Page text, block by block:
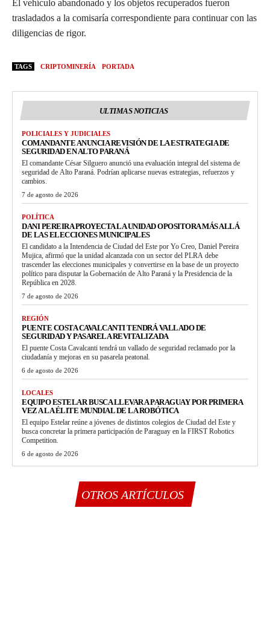
El vehículo abandonado y los objetos recuperados fueron
trasladados a la comisaría correspondiente para continuar con las
diligencias de rigor.
TAGS CRIPTOMINERÍA PORTADA
ULTIMAS NOTICIAS
POLICIALES Y JUDICIALES
COMANDANTE ANUNCIA REVISIÓN DE LA ESTRATEGIA DE
SEGURIDAD EN ALTO PARANÁ
El comandante César Silguero anunció una evaluación integral del sistema de
seguridad de Alto Paraná. Podrían aplicarse nuevas estrategias, refuerzos y
cambios.
7 de agosto de 2026
POLÍTICA
DANI PEREIRA PROYECTA LA UNIDAD OPOSITORA MÁS ALLÁ
DE LAS ELECCIONES MUNICIPALES
El candidato a la Intendencia de Ciudad del Este por Yo Creo, Daniel Pereira
Mujica, afirmó que la unidad alcanzada con un sector del PLRA debe
trascender las elecciones municipales y convertirse en la base de un proyecto
político para disputar la Gobernación de Alto Paraná y la Presidencia de la
República en 2028.
7 de agosto de 2026
REGIÓN
PUENTE COSTA CAVALCANTI TENDRÁ VALLADO DE
SEGURIDAD Y PASARELA REVITALIZADA
El puente Costa Cavalcanti tendrá un vallado de seguridad reclamado por la
ciudadanía y mejoras en su pasarela peatonal.
6 de agosto de 2026
LOCALES
EQUIPO ESTELAR BUSCA LLEVAR A PARAGUAY POR PRIMERA
VEZ A LA ÉLITE MUNDIAL DE LA ROBÓTICA
El equipo Estelar reúne a jóvenes de distintos colegios de Ciudad del Este y
busca concretar la primera participación de Paraguay en la FIRST Robotics
Competition.
6 de agosto de 2026
OTROS ARTÍCULOS